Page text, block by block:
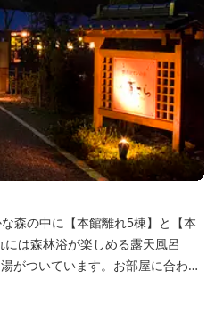
森の中に【本館離れ5棟】と【本
は森林浴が楽しめる露天風呂
がついています。お部屋に合わせ